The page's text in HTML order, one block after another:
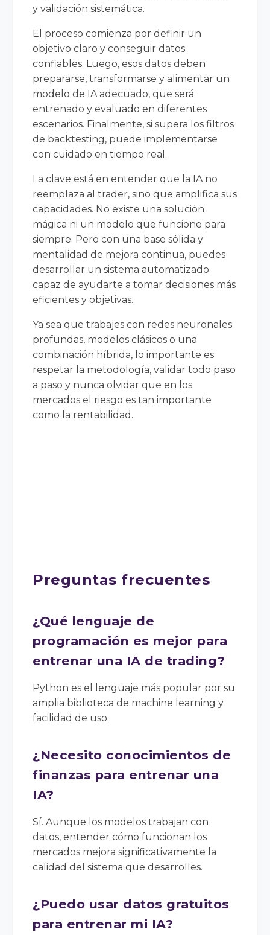
y validación sistemática.
El proceso comienza por definir un
objetivo claro y conseguir datos
confiables. Luego, esos datos deben
prepararse, transformarse y alimentar un
modelo de IA adecuado, que será
entrenado y evaluado en diferentes
escenarios. Finalmente, si supera los filtros
de backtesting, puede implementarse
con cuidado en tiempo real.
La clave está en entender que la IA no
reemplaza al trader, sino que amplifica sus
capacidades. No existe una solución
mágica ni un modelo que funcione para
siempre. Pero con una base sólida y
mentalidad de mejora continua, puedes
desarrollar un sistema automatizado
capaz de ayudarte a tomar decisiones más
eficientes y objetivas.
Ya sea que trabajes con redes neuronales
profundas, modelos clásicos o una
combinación híbrida, lo importante es
respetar la metodología, validar todo paso
a paso y nunca olvidar que en los
mercados el riesgo es tan importante
como la rentabilidad.
Preguntas frecuentes
¿Qué lenguaje de
programación es mejor para
entrenar una IA de trading?
Python es el lenguaje más popular por su
amplia biblioteca de machine learning y
facilidad de uso.
¿Necesito conocimientos de
finanzas para entrenar una
IA?
Sí. Aunque los modelos trabajan con
datos, entender cómo funcionan los
mercados mejora significativamente la
calidad del sistema que desarrolles.
¿Puedo usar datos gratuitos
para entrenar mi IA?